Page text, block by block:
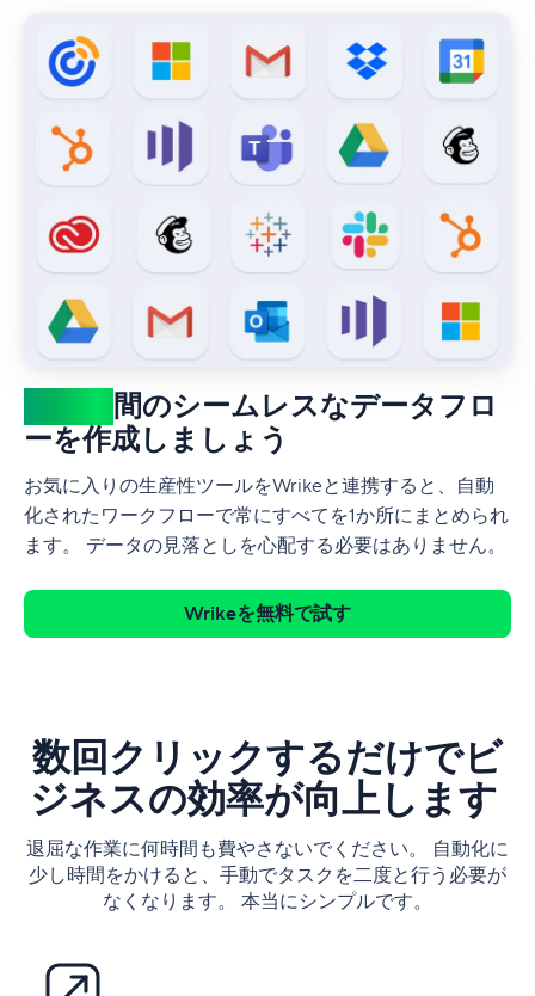
間のシームレスなデータフロ
ーを作成しましょう
お気に入りの生産性ツールをWrikeと連携すると、自動
化されたワークフローで常にすべてを1か所にまとめられ
ます。 データの見落としを心配する必要はありません。
Wrikeを無料で試す
数回クリックするだけでビ
ジネスの効率が向上します
退屈な作業に何時間も費やさないでください。 自動化に
少し時間をかけると、手動でタスクを二度と行う必要が
なくなります。 本当にシンプルです。